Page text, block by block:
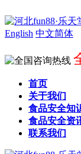
English 中文简体
首页
关于我们
食品安全知
食品安全资
联系我们